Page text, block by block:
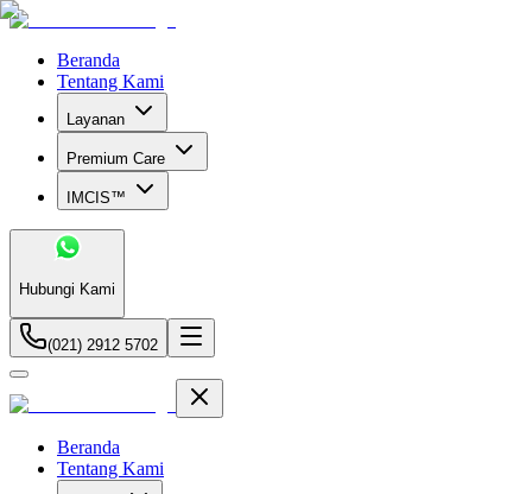
Beranda
Tentang Kami
Layanan
Premium Care
IMCIS™
Hubungi Kami
(021) 2912 5702
Beranda
Tentang Kami